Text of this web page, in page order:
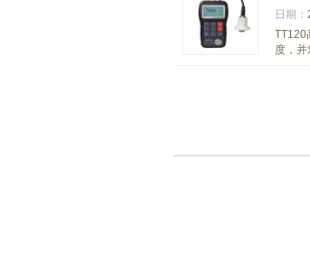
日期：
TT120
度，并